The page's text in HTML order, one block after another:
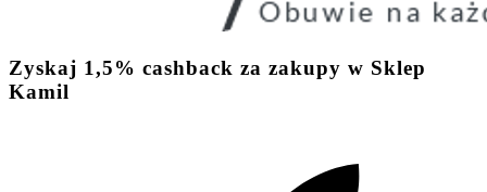
Zyskaj 1,5% cashback za zakupy w Sklep
Kamil